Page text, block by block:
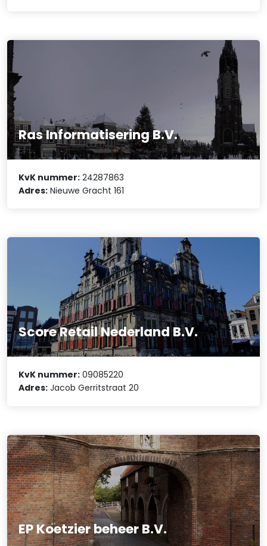
Ras Informatisering B.V.
KvK nummer: 24287863
Adres: Nieuwe Gracht 161
Score Retail Nederland B.V.
KvK nummer: 09085220
Adres: Jacob Gerritstraat 20
EP Koetzier beheer B.V.